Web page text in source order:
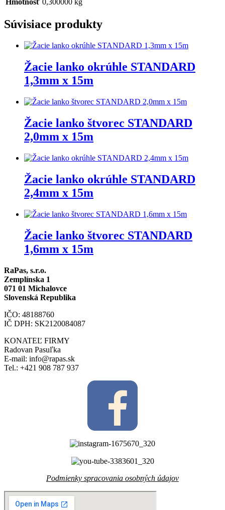
Súvisiace produkty
Žacie lanko okrúhle STANDARD
1,3mm x 15m
Žacie lanko štvorec STANDARD
2,0mm x 15m
Žacie lanko okrúhle STANDARD
2,4mm x 15m
Žacie lanko štvorec STANDARD
1,6mm x 15m
RaPas, s.r.o.
Zemplínska 1
071 01 Michalovce
Slovenská Republika
IČO: 48188760
IČ DPH: SK2120084087
KONATEĽ FIRMY
Radovan Pasuľka
E-mail: info@rapas.sk
Tel.: +421 908 787 937
Podmienky spracovania osobných údajov